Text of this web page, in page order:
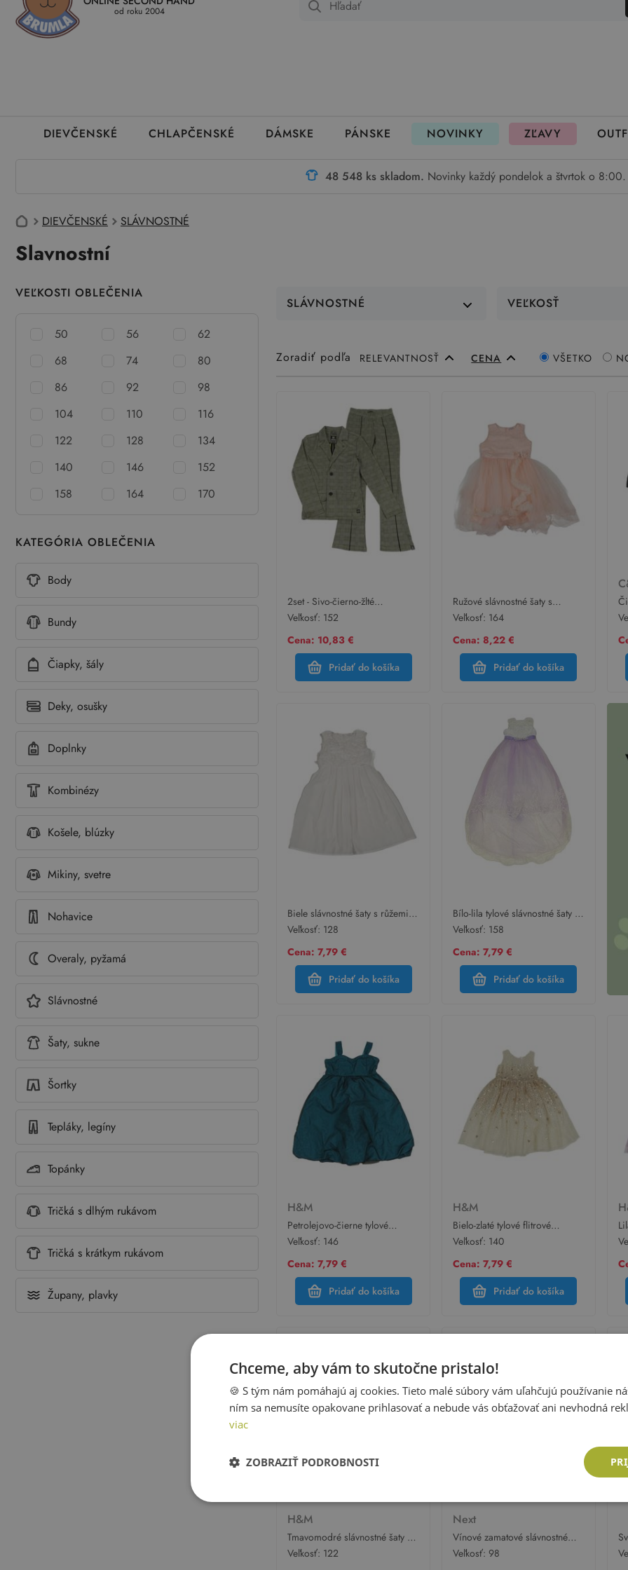
Kedy a ako dostanem tovar Ako môžem vrátiť oblečenie Ako fungujú rezervácie
od roku 2004
DIEVČENSKÉ CHLAPČENSKÉ DÁMSKE PÁNSKE NOVINKY ZĽAVY
48 548 ks skladom. Novinky každý pondelok a štvrtok o 8:00.
DIEVČENSKÉ SLÁVNOSTNÉ
Slavnostní
VEĽKOSTI OBLEČENIA
50 56
62
68
74
80
86
92
98
104
110
116
122
128
134
140
146
152
158
164 170
KATEGÓRIA OBLEČENIA
Body
Bundy
Čiapky, šály
Deky, osušky
Doplnky
Kombinézy
Košele, blúzky
Mikiny, svetre
Nohavice
Overaly, pyžamá
Slávnostné
Šaty, sukne
Šortky
Tepláky, legíny
Topánky
Tričká s dlhým rukávom
Tričká s krátkym rukávom
Župany, plavky
SLÁVNOSTNÉ VEĽKOSŤ
Zoradiť podľa RELEVANTNOSŤ CENA VŠETKO
2set - Sivo-čierno-žlté
vzorovano/kostkované sako +
Veľkosť: 152
Cena: 10,83 €
Pridať do košíka
Ružové slávnostné šaty s
výšivkami a 3D kvetinou s
Veľkosť: 164
Cena: 8,22 €
Pridať do košíka
Biele slávnostné šaty s růžemi z
kanýrků GYMP
Veľkosť: 128
Cena: 7,79 €
Pridať do košíka
Bílo-lila tylové slávnostné šaty s
čipkou a kamienkami
Veľkosť: 158
Cena: 7,79 €
Pridať do košíka
H&M
Petrolejovo-čierne tylové
slávnostné šaty H&M
Veľkosť: 146
Cena: 7,79 €
Pridať do košíka
H&M
Bielo-zlaté tylové flitrové
slávnostné šaty H&M
Veľkosť: 140
Cena: 7,79 €
Pridať do košíka
H&M
Tmavomodré slávnostné šaty s
tylem a 3D květem H&M
Veľkosť: 122
Next
Vínové zamatové slávnostné
šaty s květam a opaskom Next
Veľkosť: 98
Chceme, aby vám to skutočne pristalo!
🍪 S tým nám pomáhajú aj cookies. Tieto malé súbory vám uľahčujú používanie
ním sa nemusíte opakovane prihlasovať a nebude vás obťažovať ani nevhodná
viac
ZOBRAZIŤ PODROBNOSTI